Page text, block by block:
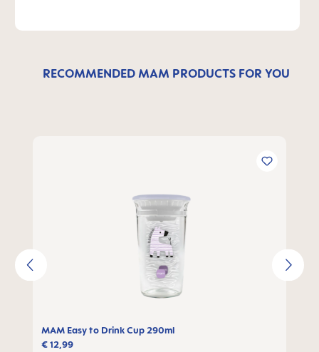
RECOMMENDED MAM PRODUCTS FOR YOU
MAM Easy to Drink Cup 290ml
€ 12,99